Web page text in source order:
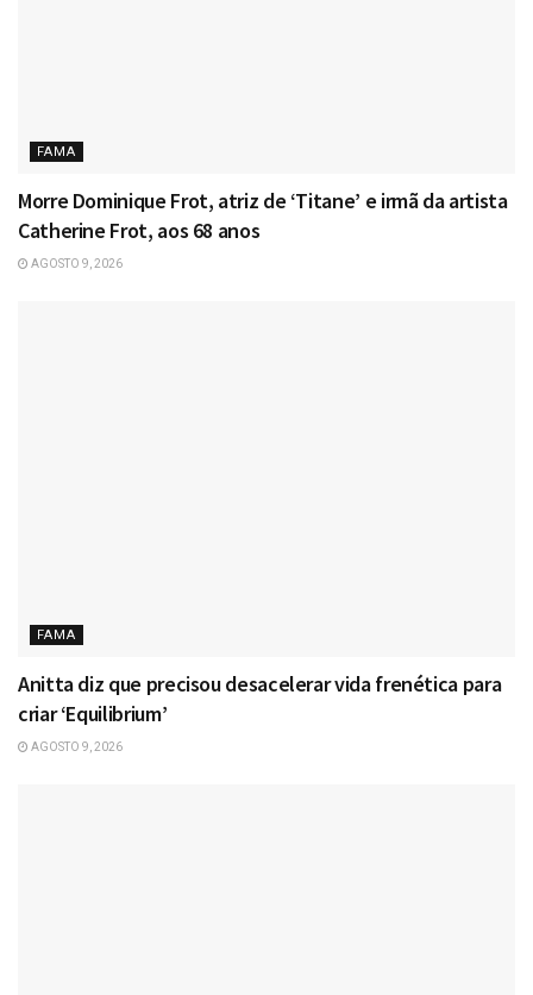
FAMA
Morre Dominique Frot, atriz de ‘Titane’ e irmã da artista
Catherine Frot, aos 68 anos
AGOSTO 9, 2026
FAMA
Anitta diz que precisou desacelerar vida frenética para
criar ‘Equilibrium’
AGOSTO 9, 2026